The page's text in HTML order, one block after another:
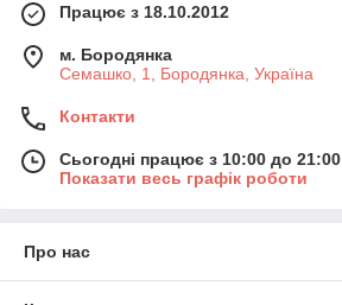
Працює з 18.10.2012
м. Бородянка
Семашко, 1, Бородянка, Україна
Контакти
Сьогодні працює з 10:00 до 21:00
Показати весь графік роботи
Про нас